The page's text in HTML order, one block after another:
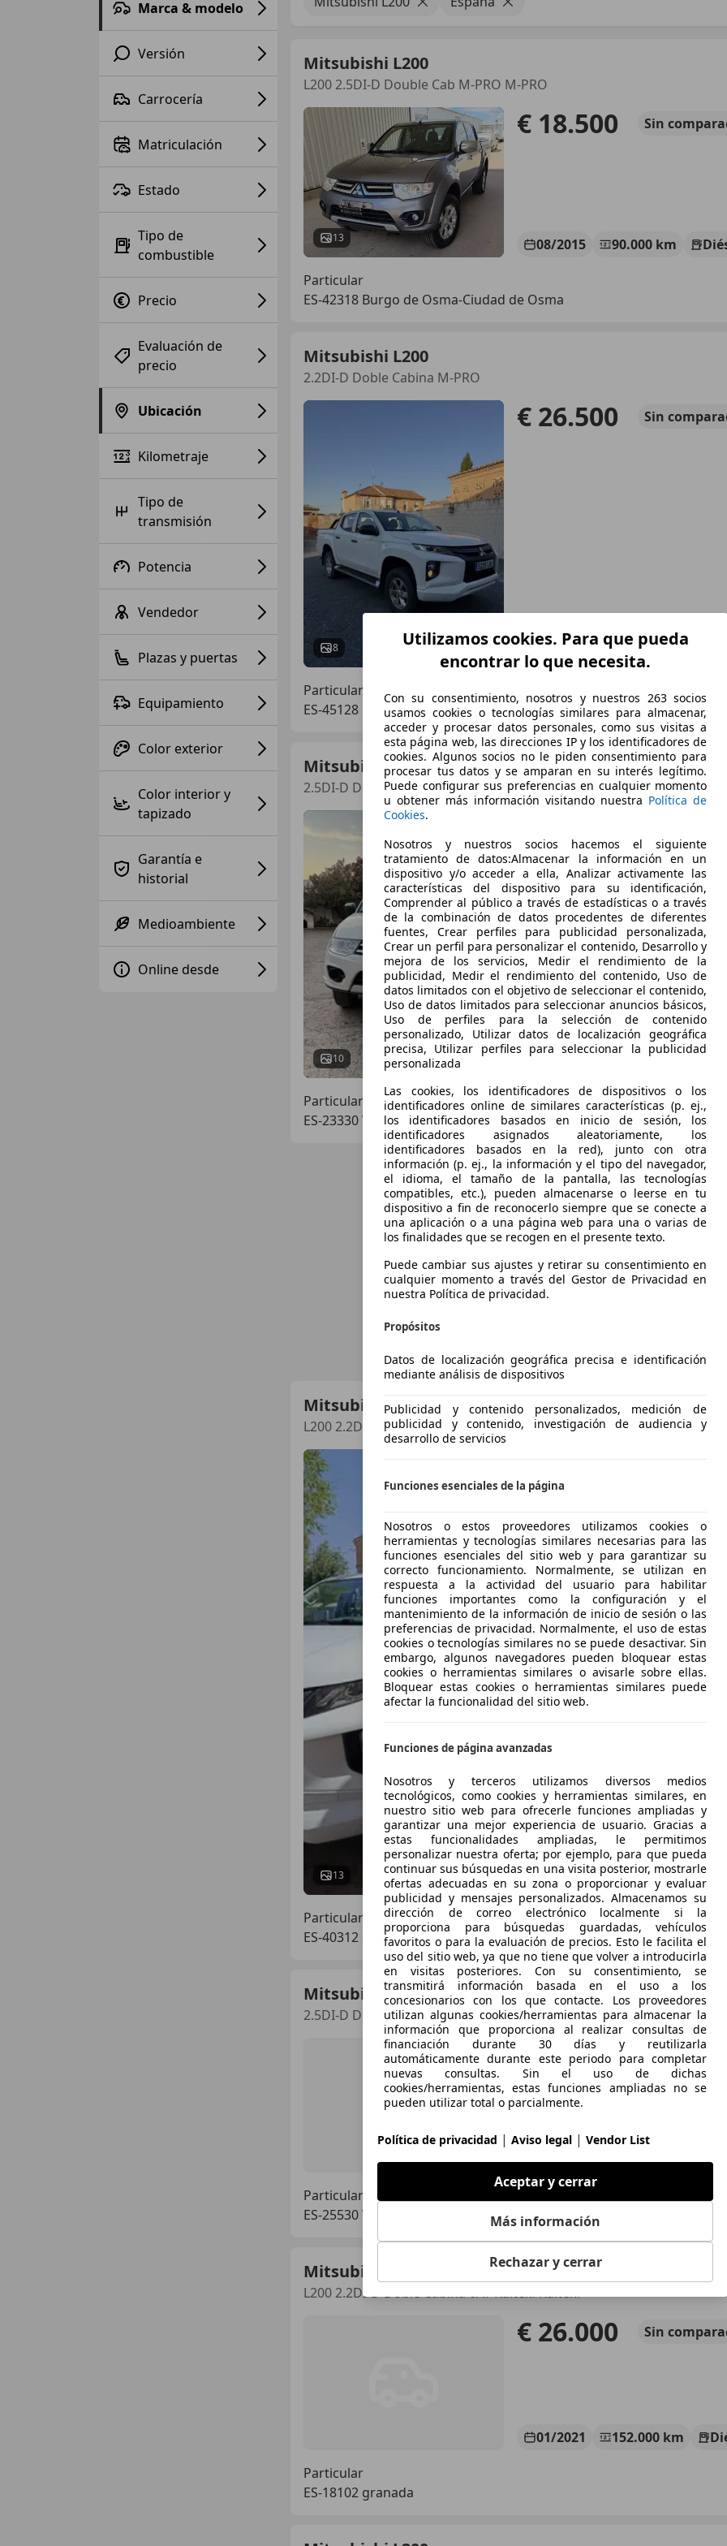
Marca & modelo
Versión
Carrocería
Matriculación
Estado
Tipo de
combustible
Precio
Evaluación de
precio
Ubicación
Kilometraje
Tipo de
transmisión
Potencia
Vendedor
Plazas y puertas
Equipamiento
Color exterior
Color interior y
tapizado
Garantía e
historial
Medioambiente
Online desde
Mitsubishi L200
L200 2.5DI-D Double Cab M-PRO M-PRO
13
€ 18.500 Sin
08/2015 90.000 km
Particular
ES-42318 Burgo de Osma-Ciudad de Osma
Mitsubishi L200
2.2DI-D Doble Cabina M-PRO
8
€ 26.500 Sin
02/2021 139.000 km
Particular
ES-45128 Menasalbas
Mitsubishi L200
2.5DI-D Double Cab M-PRO
10
Particular
ES-23330 Villanueva del Arzobispo
Mitsubishi L200
L200 2.2DI-D Doble Cabina M-PRO M-PRO
13 01/2022 75.900 km
Particular
ES-40312 Sepúlveda
Mitsubishi L200
2.5DI-D Double Cab Intense Plus
€ 8.000 Sin
05/2006 418.000 km
Particular
ES-25530 Vielha
Mitsubishi L200
L200 2.2DI-D Doble Cabina 6AT Kaiteki Kaiteki
€ 26.000 Sin
01/2021 152.000 km
Particular
ES-18102 granada
Utilizamos cookies. Para que pueda
encontrar lo que necesita.
Con su consentimiento, nosotros y nuestros 263 socios
usamos cookies o tecnologías similares para almacenar,
acceder y procesar datos personales, como sus visitas a
esta página web, las direcciones IP y los identificadores de
cookies. Algunos socios no le piden consentimiento para
procesar tus datos y se amparan en su interés legítimo.
Puede configurar sus preferencias en cualquier momento
u obtener más información visitando nuestra Política de
Cookies.
Nosotros y nuestros socios hacemos el siguiente
tratamiento de datos:Almacenar la información en un
dispositivo y/o acceder a ella, Analizar activamente las
características del dispositivo para su identificación,
Comprender al público a través de estadísticas o a través
de la combinación de datos procedentes de diferentes
fuentes, Crear perfiles para publicidad personalizada,
Crear un perfil para personalizar el contenido, Desarrollo y
mejora de los servicios, Medir el rendimiento de la
publicidad, Medir el rendimiento del contenido, Uso de
datos limitados con el objetivo de seleccionar el contenido,
Uso de datos limitados para seleccionar anuncios básicos,
Uso de perfiles para la selección de contenido
personalizado, Utilizar datos de localización geográfica
precisa, Utilizar perfiles para seleccionar la publicidad
personalizada
Las cookies, los identificadores de dispositivos o los
identificadores online de similares características (p. ej.,
los identificadores basados en inicio de sesión, los
identificadores asignados aleatoriamente, los
identificadores basados en la red), junto con otra
información (p. ej., la información y el tipo del navegador,
el idioma, el tamaño de la pantalla, las tecnologías
compatibles, etc.), pueden almacenarse o leerse en tu
dispositivo a fin de reconocerlo siempre que se conecte a
una aplicación o a una página web para una o varias de
los finalidades que se recogen en el presente texto.
Puede cambiar sus ajustes y retirar su consentimiento en
cualquier momento a través del Gestor de Privacidad en
nuestra Política de privacidad.
Propósitos
Datos de localización geográfica precisa e identificación
mediante análisis de dispositivos
Publicidad y contenido personalizados, medición de
publicidad y contenido, investigación de audiencia y
desarrollo de servicios
Funciones esenciales de la página
Nosotros o estos proveedores utilizamos cookies o
herramientas y tecnologías similares necesarias para las
funciones esenciales del sitio web y para garantizar su
correcto funcionamiento. Normalmente, se utilizan en
respuesta a la actividad del usuario para habilitar
funciones importantes como la configuración y el
mantenimiento de la información de inicio de sesión o las
preferencias de privacidad. Normalmente, el uso de estas
cookies o tecnologías similares no se puede desactivar. Sin
embargo, algunos navegadores pueden bloquear estas
cookies o herramientas similares o avisarle sobre ellas.
Bloquear estas cookies o herramientas similares puede
afectar la funcionalidad del sitio web.
Funciones de página avanzadas
Nosotros y terceros utilizamos diversos medios
tecnológicos, como cookies y herramientas similares, en
nuestro sitio web para ofrecerle funciones ampliadas y
garantizar una mejor experiencia de usuario. Gracias a
estas funcionalidades ampliadas, le permitimos
personalizar nuestra oferta; por ejemplo, para que pueda
continuar sus búsquedas en una visita posterior, mostrarle
ofertas adecuadas en su zona o proporcionar y evaluar
publicidad y mensajes personalizados. Almacenamos su
dirección de correo electrónico localmente si la
proporciona para búsquedas guardadas, vehículos
favoritos o para la evaluación de precios. Esto le facilita el
uso del sitio web, ya que no tiene que volver a introducirla
en visitas posteriores. Con su consentimiento, se
transmitirá información basada en el uso a los
concesionarios con los que contacte. Los proveedores
utilizan algunas cookies/herramientas para almacenar la
información que proporciona al realizar consultas de
financiación durante 30 días y reutilizarla
automáticamente durante este periodo para completar
nuevas consultas. Sin el uso de dichas
cookies/herramientas, estas funciones ampliadas no se
pueden utilizar total o parcialmente.
Política de privacidad | Aviso legal | Vendor List
Aceptar y cerrar
Más información
Rechazar y cerrar